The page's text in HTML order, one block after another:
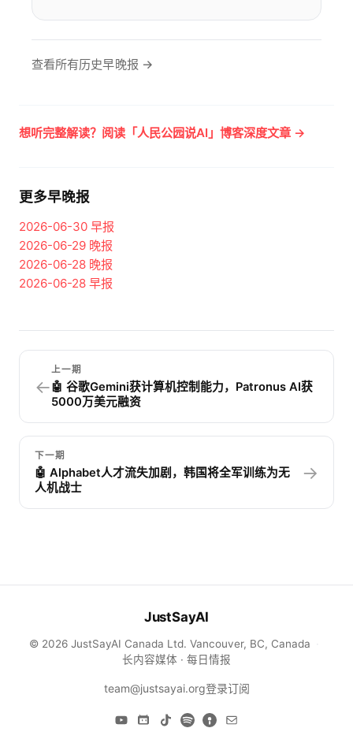
查看所有历史早晚报 →
想听完整解读？阅读「人民公园说AI」博客深度文章 →
更多早晚报
2026-06-30 早报
2026-06-29 晚报
2026-06-28 晚报
2026-06-28 早报
←
上一期
🤖 谷歌Gemini获计算机控制能力，Patronus AI获
5000万美元融资
下一期
🤖 Alphabet人才流失加剧，韩国将全军训练为无
人机战士
→
JustSayAI
© 2026 JustSayAI Canada Ltd. Vancouver, BC, Canada
长内容媒体 · 每日情报
team@justsayai.org登录订阅